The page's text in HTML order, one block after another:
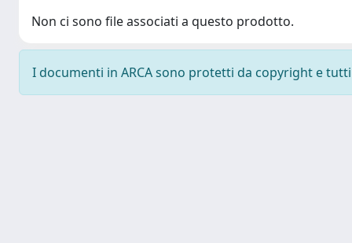
Non ci sono file associati a questo prodotto.
I documenti in ARCA sono protetti da copyright e